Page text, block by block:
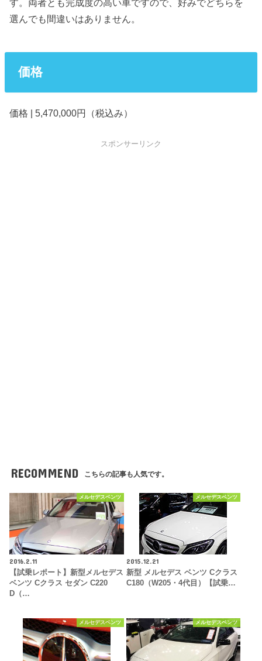
す。両者とも完成度の高い車ですので、好みでどちらを
選んでも間違いはありません。
価格
価格 | 5,470,000円（税込み）
スポンサーリンク
RECOMMEND こちらの記事も人気です。
メルセデスベンツ
2016.2.11
【試乗レポート】新型メルセデス
ベンツ Cクラス セダン C220
D（…
メルセデスベンツ
2015.12.21
新型 メルセデス ベンツ Cクラス
C180（W205・4代目）【試乗…
メルセデスベンツ メルセデスベンツ